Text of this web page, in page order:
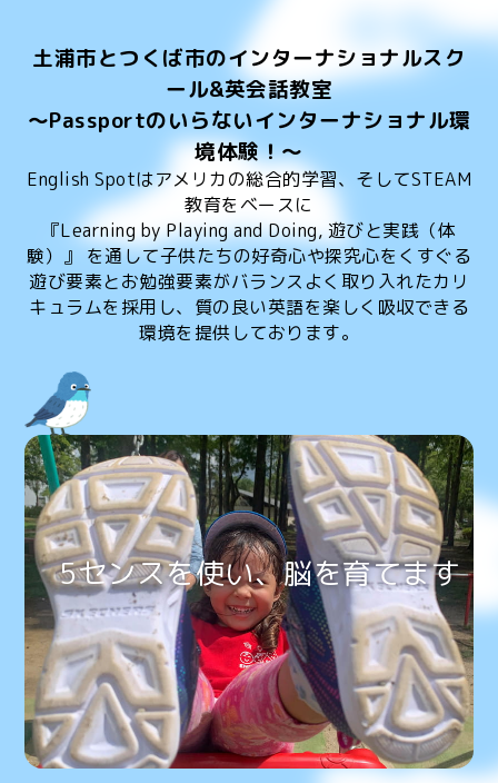
土浦市とつくば市のインターナショナルスク
ール&英会話教室
～Passportのいらないインターナショナル環
境体験！～
English Spotはアメリカの総合的学習、そしてSTEAM
教育をベースに
『Learning by Playing and Doing, 遊びと実践（体
験）』 を通して子供たちの好奇心や探究心をくすぐる
遊び要素とお勉強要素がバランスよく取り入れたカリ
キュラムを採用し、質の良い英語を楽しく吸収できる
環境を提供しております。
5センスを使い、脳を育てます